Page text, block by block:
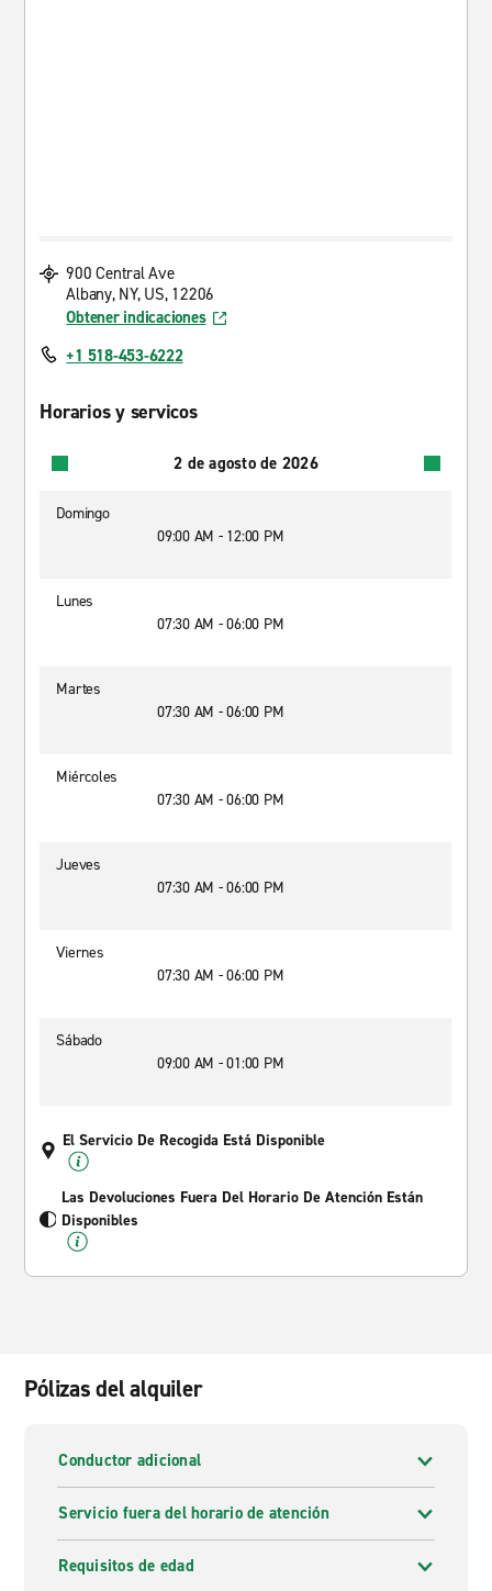
900 Central Ave
Albany, NY, US, 12206
Obtener indicaciones
+1 518-453-6222
Horarios y servicos
2 de agosto de 2026
Domingo
09:00 AM - 12:00 PM
Lunes
07:30 AM - 06:00 PM
Martes
07:30 AM - 06:00 PM
Miércoles
07:30 AM - 06:00 PM
Jueves
07:30 AM - 06:00 PM
Viernes
07:30 AM - 06:00 PM
Sábado
09:00 AM - 01:00 PM
El Servicio De Recogida Está Disponible
Las Devoluciones Fuera Del Horario De Atención Están
Disponibles
Pólizas del alquiler
Conductor adicional
Servicio fuera del horario de atención
Requisitos de edad